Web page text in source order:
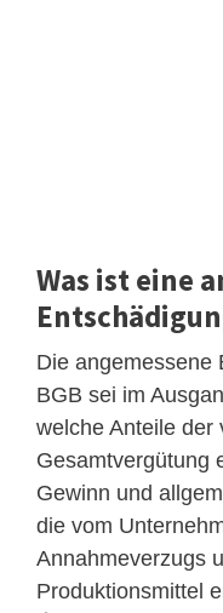
Was ist eine
Die angemessene
BGB sei im
welche Anteile der
Gesamtvergütung
Gewinn und
die vom
Annahmeverzugs
Produktionsmittel